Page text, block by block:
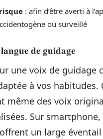
: afin d’être averti à
ou surveillé
de guidage
une voix de guidage
à vos habitudes.
même des voix
Sur
un large